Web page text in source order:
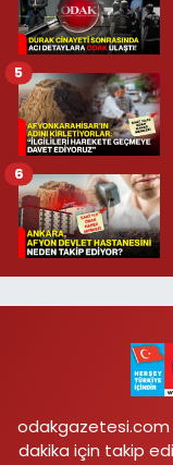
5
6
odakgazetesi.com
dakika için takip